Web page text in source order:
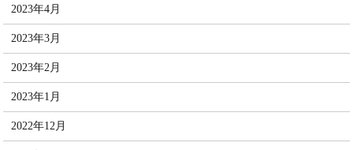
2023年4月
2023年3月
2023年2月
2023年1月
2022年12月